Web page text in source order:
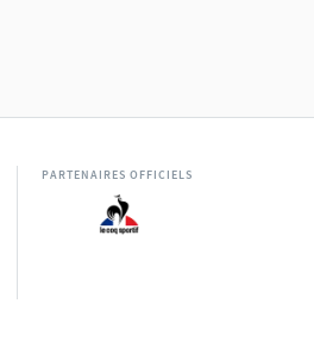
PARTENAIRES OFFICIELS